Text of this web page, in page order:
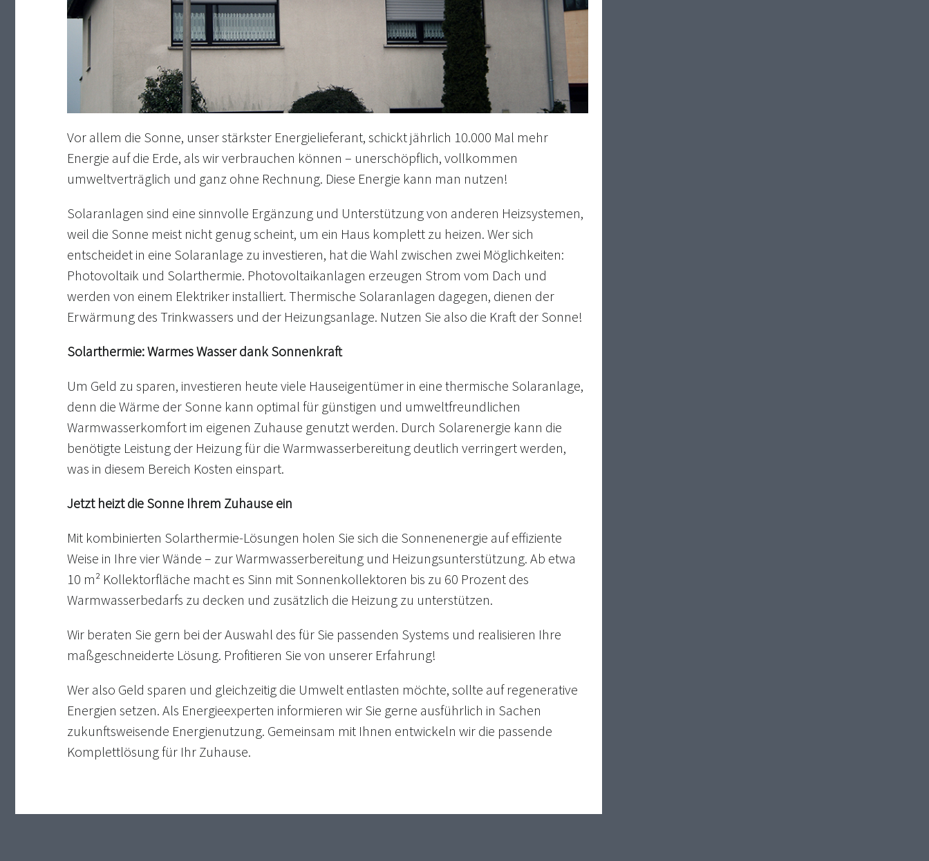
Vor allem die Sonne, unser stärkster Energielieferant, schickt jährlich 10.000 Mal mehr
Energie auf die Erde, als wir verbrauchen können – unerschöpflich, vollkommen
umweltverträglich und ganz ohne Rechnung. Diese Energie kann man nutzen!
Solaranlagen sind eine sinnvolle Ergänzung und Unterstützung von anderen Heizsystemen,
weil die Sonne meist nicht genug scheint, um ein Haus komplett zu heizen. Wer sich
entscheidet in eine Solaranlage zu investieren, hat die Wahl zwischen zwei Möglichkeiten:
Photovoltaik und Solarthermie. Photovoltaikanlagen erzeugen Strom vom Dach und
werden von einem Elektriker installiert. Thermische Solaranlagen dagegen, dienen der
Erwärmung des Trinkwassers und der Heizungsanlage. Nutzen Sie also die Kraft der Sonne!
Solarthermie: Warmes Wasser dank Sonnenkraft
Um Geld zu sparen, investieren heute viele Hauseigentümer in eine thermische Solaranlage,
denn die Wärme der Sonne kann optimal für günstigen und umweltfreundlichen
Warmwasserkomfort im eigenen Zuhause genutzt werden. Durch Solarenergie kann die
benötigte Leistung der Heizung für die Warmwasserbereitung deutlich verringert werden,
was in diesem Bereich Kosten einspart.
Jetzt heizt die Sonne Ihrem Zuhause ein
Mit kombinierten Solarthermie-Lösungen holen Sie sich die Sonnenenergie auf effiziente
Weise in Ihre vier Wände – zur Warmwasserbereitung und Heizungsunterstützung. Ab etwa
10 m² Kollektorfläche macht es Sinn mit Sonnenkollektoren bis zu 60 Prozent des
Warmwasserbedarfs zu decken und zusätzlich die Heizung zu unterstützen.
Wir beraten Sie gern bei der Auswahl des für Sie passenden Systems und realisieren Ihre
maßgeschneiderte Lösung. Profitieren Sie von unserer Erfahrung!
Wer also Geld sparen und gleichzeitig die Umwelt entlasten möchte, sollte auf regenerative
Energien setzen. Als Energieexperten informieren wir Sie gerne ausführlich in Sachen
zukunftsweisende Energienutzung. Gemeinsam mit Ihnen entwickeln wir die passende
Komplettlösung für Ihr Zuhause.